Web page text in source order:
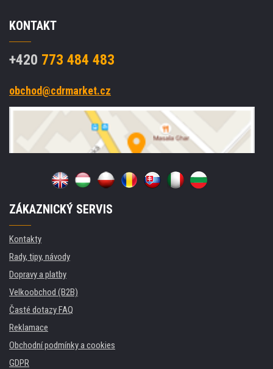
KONTAKT
+420 773 484 483
obchod@cdrmarket.cz
ZÁKAZNICKÝ SERVIS
Kontakty
Rady, tipy, návody
Dopravy a platby
Velkoobchod (B2B)
Časté dotazy FAQ
Reklamace
Obchodní podmínky a cookies
GDPR